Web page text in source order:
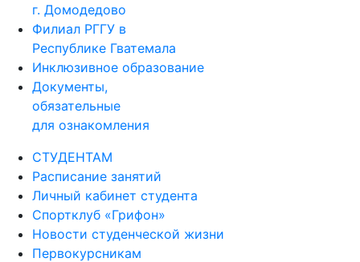
г. Домодедово
Филиал РГГУ в
Республике Гватемала
Инклюзивное образование
Документы,
обязательные
для ознакомления
СТУДЕНТАМ
Расписание занятий
Личный кабинет студента
Спортклуб «Грифон»
Новости студенческой жизни
Первокурсникам